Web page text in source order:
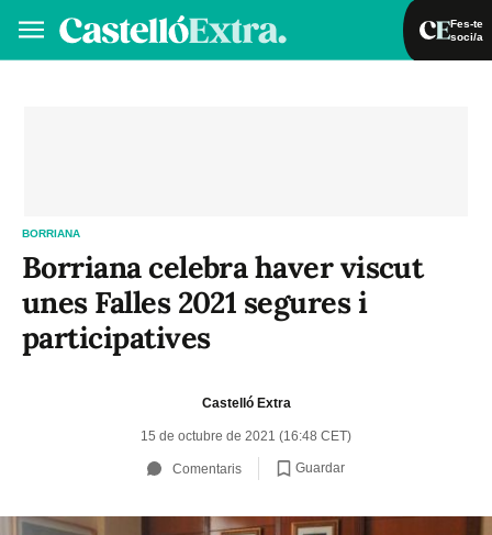
Fes-te
soci/a
BORRIANA
Borriana celebra haver viscut
unes Falles 2021 segures i
participatives
Castelló Extra
15 de octubre de 2021 (16:48 CET)
Comentaris Guardar